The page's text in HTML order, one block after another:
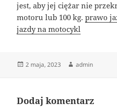
jest, aby jej ciężar nie
motoru lub 100 kg.prawo
jazdy na motocykl
Data
2 maja, 2023 Autor
admin
Dodaj komentarz